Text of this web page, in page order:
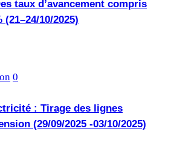
taux d’avancement compris
10/2025)
0
: Tirage des lignes
(29/09/2025 -03/10/2025)